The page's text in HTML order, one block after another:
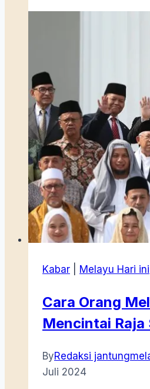
Kabar Melayu Hari ini
Cara Orang
Mencintai Raja
ByRedaksi
Juli 2024